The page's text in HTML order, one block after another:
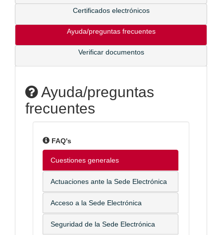
Certificados electrónicos
Ayuda/preguntas frecuentes
Verificar documentos
Ayuda/preguntas
frecuentes
FAQ's
Cuestiones generales
Actuaciones ante la Sede Electrónica
Acceso a la Sede Electrónica
Seguridad de la Sede Electrónica